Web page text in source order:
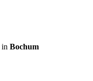
in Bochum